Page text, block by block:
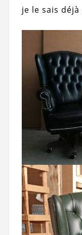
je le sais déjà